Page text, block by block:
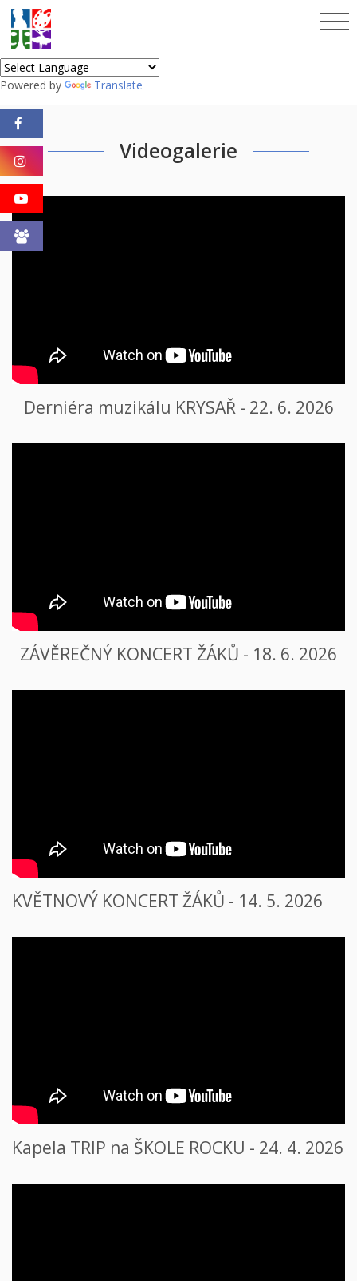
Powered by Translate
Videogalerie
Derniéra muzikálu KRYSAŘ - 22. 6. 2026
ZÁVĚREČNÝ KONCERT ŽÁKŮ - 18. 6. 2026
KVĚTNOVÝ KONCERT ŽÁKŮ - 14. 5. 2026
Kapela TRIP na ŠKOLE ROCKU - 24. 4. 2026